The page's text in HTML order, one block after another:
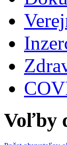
Voľby